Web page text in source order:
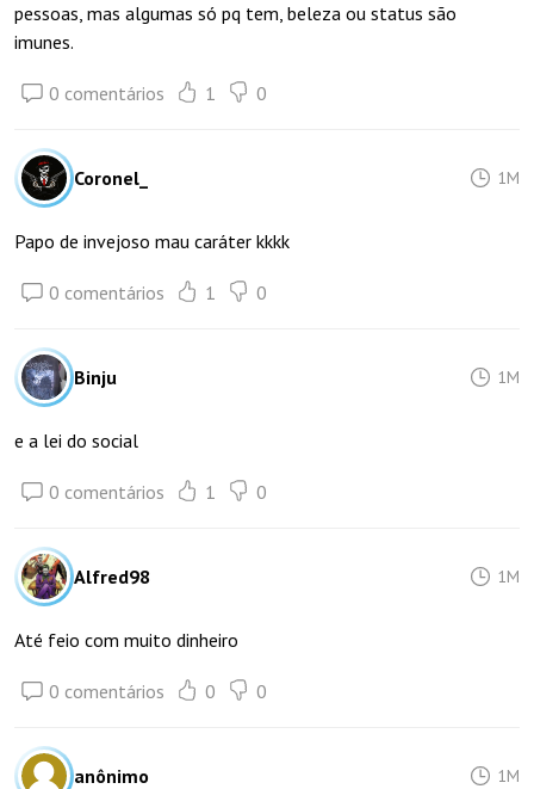
pessoas, mas algumas só pq tem, beleza ou status são
imunes.
0 comentários 1 0
Coronel_ 1M
Papo de invejoso mau caráter kkkk
0 comentários 1 0
Binju 1M
e a lei do social
0 comentários 1 0
Alfred98 1M
Até feio com muito dinheiro
0 comentários 0 0
anônimo 1M